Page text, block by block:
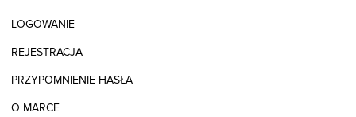
Składy podszewek
Kolor
LOGOWANIE
REJESTRACJA
PRZYPOMNIENIE HASŁA
O MARCE